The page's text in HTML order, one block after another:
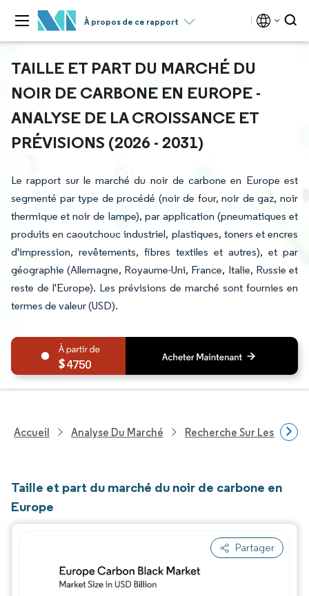
À propos de ce rapport
TAILLE ET PART DU MARCHÉ DU
NOIR DE CARBONE EN EUROPE -
ANALYSE DE LA CROISSANCE ET
PRÉVISIONS (2026 - 2031)
Le rapport sur le marché du noir de carbone en Europe est
segmenté par type de procédé (noir de four, noir de gaz, noir
thermique et noir de lampe), par application (pneumatiques et
produits en caoutchouc industriel, plastiques, toners et encres
d'impression, revêtements, fibres textiles et autres), et par
géographie (Allemagne, Royaume-Uni, France, Italie, Russie et
reste de l'Europe). Les prévisions de marché sont fournies en
termes de valeur (USD).
4750
Accueil Analyse Du Marché Recherche Sur Les
Taille et part du marché du noir de carbone en
Europe
Partager